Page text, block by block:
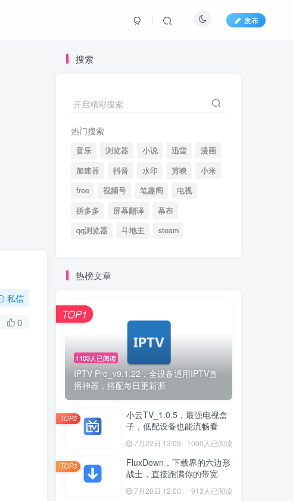
发布
私信
0
搜索
开启精彩搜索
热门搜索
音乐 浏览器 小说 迅雷
漫画
加速器
抖音 水印 剪映
小米
free
视频号 笔趣阁
电视
拼多多
屏幕翻译
幕布
qq浏览器
斗地主 steam
热榜文章
1103人已阅读
IPTV Pro_v9.1.22，全设备通用IPTV直
播神器，搭配每日更新源
TOP1
小云TV_1.0.5，最强电视盒
子，低配设备也能流畅看
7月22日 13:09 1000人已阅读
TOP2
FluxDown，下载界的六边形
战士，直接跑满你的带宽
7月20日 12:00 913人已阅读
TOP3